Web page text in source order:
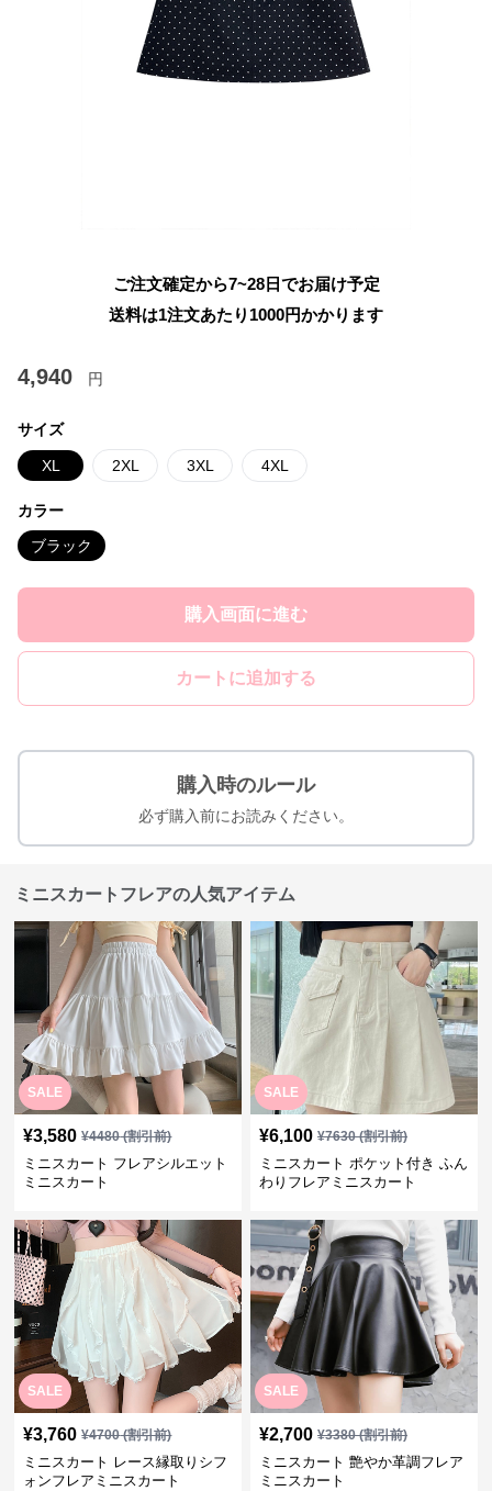
ご注文確定から7~28日でお届け予定
送料は1注文あたり 1000円かかります
4,940 円
サイズ
XL 2XL 3XL 4XL
カラー
ブラック
購入画面に進む
カートに追加する
購入時のルール
必ず購入前にお読みください。
ミニスカートフレアの人気アイテム
SALE
¥3,580 ¥4480(割引前)
ミニスカート フレアシルエット
ミニスカート
SALE
¥6,100 ¥7630(割引前)
ミニスカート ポケット付き ふん
わりフレアミニスカート
SALE
¥3,760 ¥4700(割引前)
ミニスカート レース縁取りシフ
ォンフレアミニスカート
SALE
¥2,700 ¥3380(割引前)
ミニスカート 艶やか革調フレア
ミニスカート